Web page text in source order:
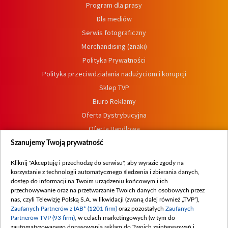
Program dla prasy
Dla mediów
Serwis fotograficzny
Merchandising (znaki)
Polityka Prywatności
Polityka przeciwdziałania nadużyciom i korupcji
Sklep TVP
Biuro Reklamy
Oferta Dystrybucyjna
Oferta Handlowa
Dostępność
Procedura zgłoszeń wewnętrznych
Szanujemy Twoją prywatność
Kliknij "Akceptuję i przechodzę do serwisu", aby wyrazić zgody na
korzystanie z technologii automatycznego śledzenia i zbierania danych,
dostęp do informacji na Twoim urządzeniu końcowym i ich
przechowywanie oraz na przetwarzanie Twoich danych osobowych przez
nas, czyli Telewizję Polską S.A. w likwidacji (zwaną dalej również „TVP”),
Zaufanych Partnerów z IAB* (1201 firm) oraz pozostałych Zaufanych
Partnerów TVP (93 firm) , w celach marketingowych (w tym do